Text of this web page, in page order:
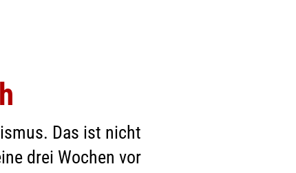
Das ist nicht
drei Wochen vor